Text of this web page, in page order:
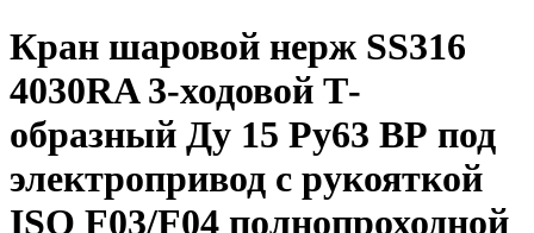
Кран шаровой нерж SS316
4030RA 3-ходовой Т-
образный Ду 15 Ру63 ВР под
электропривод с рукояткой
ISO F03/F04 полнопроходной